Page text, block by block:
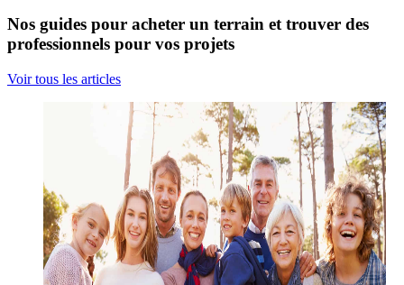
Nos guides pour acheter un terrain et trouver des
professionnels pour vos projets
Voir tous les articles